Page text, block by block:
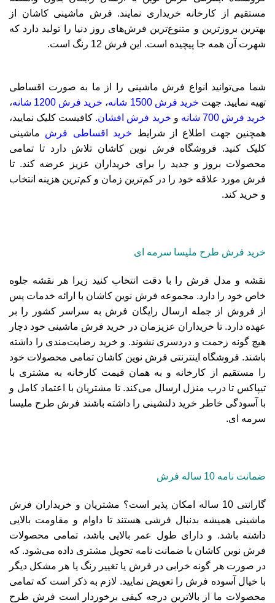
مستقیم از کارخانه خریداری نمایند. فرش ماشینی کاشان از
بهترین بروزترین و متنوع‌ترین فرش‌های روز دنیا را تولید دارد که
شهرت آن همه جا پیچیده است. این فرش 12 رنگ است.
شما می‌توانید انواع فرش ماشینی را از ما به صورت اقساطی
تهیه نمایید. جهت خرید فرش 1500 شانه ، خرید فرش 1200 شانه
،
خرید فرش 700 شانه
و خرید فرش افشان. کافیست کلیک نمایید،
همچنین جهت اطلاع از شرایط خرید اقساطی فرش ماشینی
کلیک کنید. فروشگاه فرش نوین کاشان تلاش دارد تا تمامی
محصولات بروز و جدید را برای خریداران عزیز عرضه کند. تا
فرش مورد علاقه خود را در کم‌ترین زمان و کم‌ترین هزینه انتخاب
و خرید کند.
خرید فرش طرح ملیسا سرمه ای
نقشه و مدل فرش را با دقت انتخاب کنید زیرا هر نقشه جلوه
خاص خود را دارد. مجموعه فرش نوین کاشان با ارائه خدمات پس
از فروش از جمله ارسال رایگان فرش به سراسر کشور را بر
عهده دارد. تا خریداران عزیزمان در خرید فرش ماشینی خود دچار
هیچ گونه زحمت و دردسری نشوند. و خرید رضایت‌مندی را داشته
باشند. فروشگاه اینترنتی فرش نوین کاشان تمامی محصولات خود
را مستقیم از کارخانه و به همان قیمت کارخانه به مشتری با
تیپاکس تا درب منزل ارسال می‌کند. تا مشتریان با اعتماد کامل و
با آسودگی خاطر خرید دلنشینی را داشته باشند فرش طرح ملیسا
سرمه ای.
ضمانت نامه 10 ساله فرش
گارانتی 10 ساله امکان پذیر است؟ مشتریان و خریداران فرش
ماشینی همیشه بدنبال فرشی هستند تا داوام و مقاومت بالایی
داشته باشد. و دارای طول عمر بالایی باشد، تمامی محصولات
فرش نوین کاشان با ضمانت نامه تحویل مشتری داده می‌شود. که
در صورت هر گونه خرابی در فرش یا تغییر رنگ یا هر مشکل دیگر
با خیال آسوده فرش را تعویض نمایید. لازم به ذکر است که تمامی
محصولات ما از بالاترین درجه کیفی برخوردار است فرش طرح